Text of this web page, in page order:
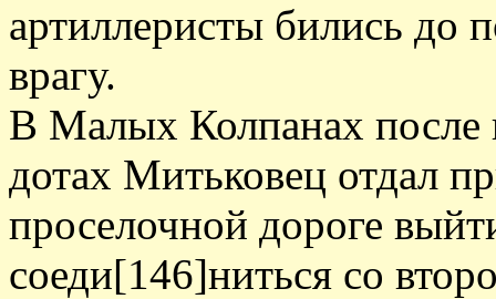
артиллеристы бились до
врагу.
В Малых Колпанах после
дотах Митьковец отдал
проселочной дороге
соеди[146]ниться со